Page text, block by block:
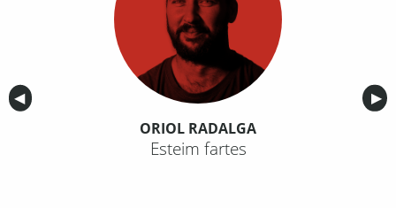
Anterior
◀︎ ▶︎
ORIOL RADALGA
Esteim fartes